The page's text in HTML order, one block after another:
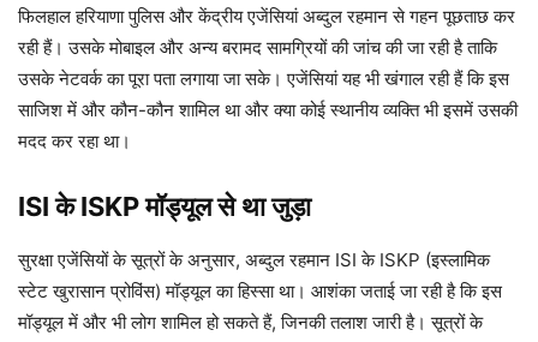
फिलहाल हरियाणा पुलिस और केंद्रीय एजेंसियां अब्दुल रहमान से गहन पूछताछ कर
रही हैं। उसके मोबाइल और अन्य बरामद सामग्रियों की जांच की जा रही है ताकि
उसके नेटवर्क का पूरा पता लगाया जा सके। एजेंसियां यह भी खंगाल रही हैं कि इस
साजिश में और कौन-कौन शामिल था और क्या कोई स्थानीय व्यक्ति भी इसमें उसकी
मदद कर रहा था।
ISI के ISKP मॉड्यूल से था जुड़ा
सुरक्षा एजेंसियों के सूत्रों के अनुसार, अब्दुल रहमान ISI के ISKP (इस्लामिक
स्टेट खुरासान प्रोविंस) मॉड्यूल का हिस्सा था। आशंका जताई जा रही है कि इस
मॉड्यूल में और भी लोग शामिल हो सकते हैं, जिनकी तलाश जारी है। सूत्रों के